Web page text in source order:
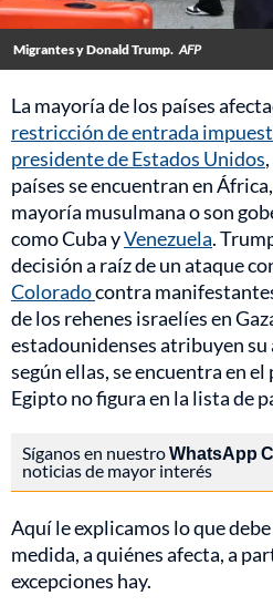
Migrantes y Donald Trump. AFP
La mayoría de los países
restricción de entrada
presidente de Estados Unidos
países se encuentran en
mayoría musulmana o son
como Cuba yVenezuela.
decisión a raíz de un ataque
Coloradocontra
de los rehenes israelíes en
estadounidenses atribuyen su
según ellas, se encuentra en
Egipto no figura en la lista de
Síganos en nuestroWhatsApp
noticias de mayor interés
Aquí le explicamos lo que
medida, a quiénes afecta, a
excepciones hay.